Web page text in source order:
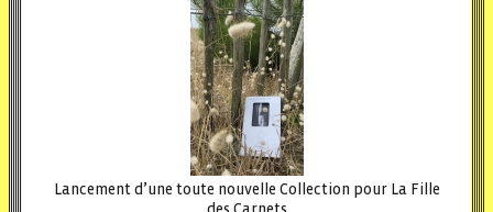
Lancement d’une toute nouvelle Collection pour La Fille